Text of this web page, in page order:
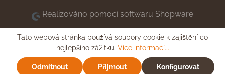
Realizováno pomocí softwaru Shopware
Tato webová stránka používá soubory cookie k zajištění co
nejlepšího zážitku. Více informací...
Odmítnout Přijmout Konfigurovat